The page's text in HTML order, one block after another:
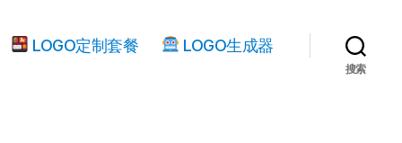
LOGO定制套餐 LOGO生成器
搜索